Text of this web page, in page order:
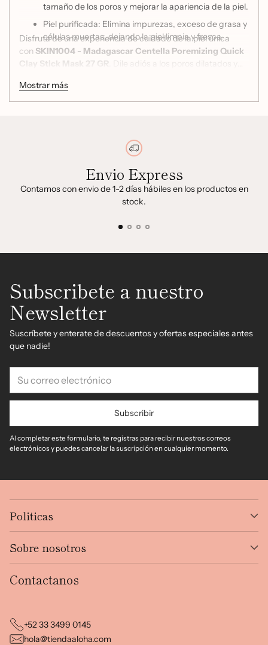
tamaño de los poros y mejorar la apariencia de la piel.
Piel purificada: Elimina impurezas, exceso de grasa y
células muertas, dejando la piel limpia y fresca.
Disfruta de una experiencia de cuidado de la piel única
con SKIN1004 - Madagascar Centella Poremizing Quick
Clay Stick Mask 27 GR . Dile adiós a los poros dilatados y
descubre resultados increíbles!
Mostrar más
Envio Express
Contamos con envio de 1-2 días hábiles en los productos en
stock.
Subscribete a nuestro
Newsletter
Suscríbete y enterate de descuentos y ofertas especiales antes
que nadie!
correo
Subscribir
Al completar este formulario, te registras para recibir nuestros correos
electrónicos y puedes cancelar la suscripción en cualquier momento.
Politicas
Sobre nosotros
Contactanos
+52 33 3499 0145
hola@tiendaaloha.com